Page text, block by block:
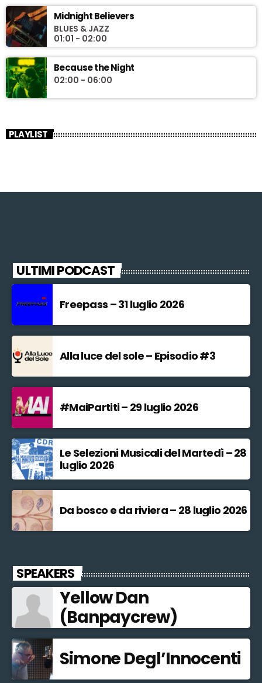
Midnight Believers
BLUES & JAZZ
01:01 - 02:00
Because the Night
02:00 - 06:00
PLAYLIST
ULTIMI PODCAST
Freepass – 31 luglio 2026
Alla luce del sole – Episodio #3
#MaiPartiti – 29 luglio 2026
Le Selezioni Musicali del Martedì – 28
luglio 2026
Da bosco e da riviera – 28 luglio 2026
SPEAKERS
Yellow Dan
(Banpaycrew)
Simone Degl’Innocenti